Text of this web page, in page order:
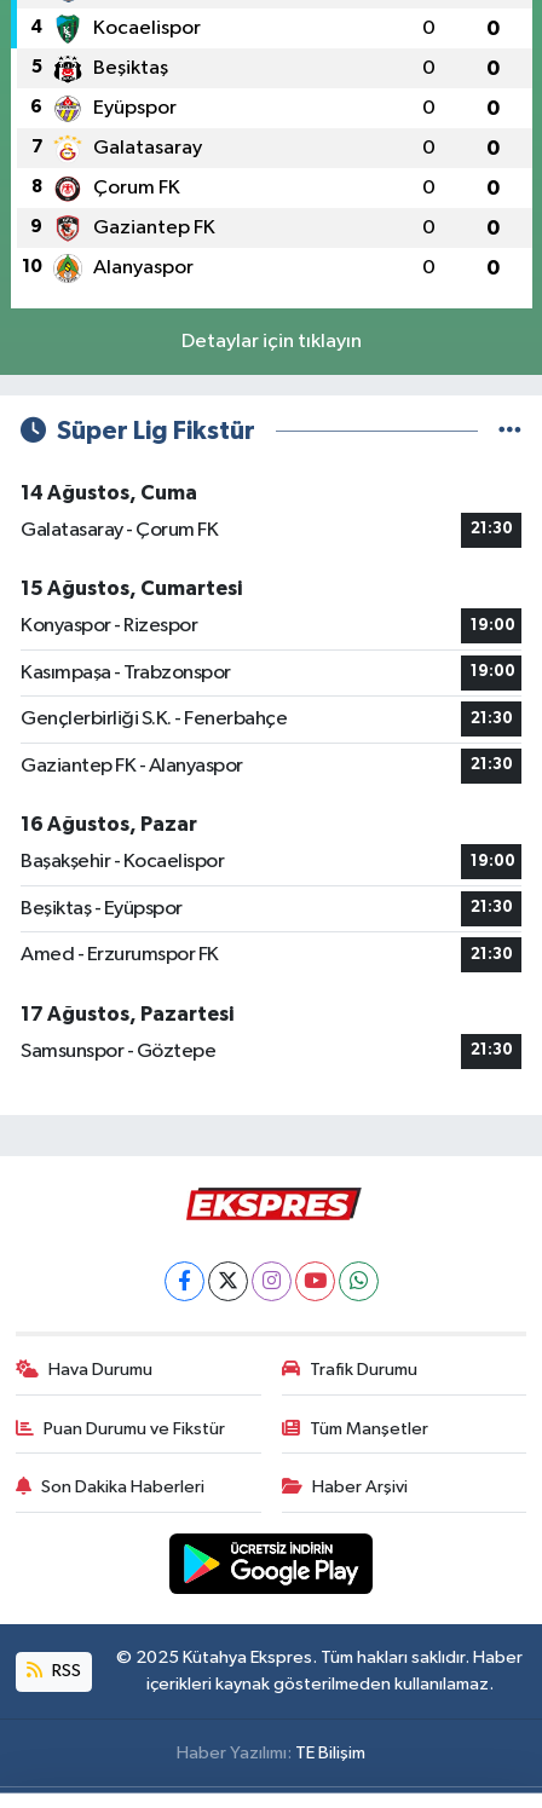
4 Kocaelispor 0 0
5 Beşiktaş 0 0
6 Eyüpspor 0 0
7 Galatasaray 0 0
8 Çorum FK 0 0
9 Gaziantep FK 0 0
10 Alanyaspor 0 0
Detaylar için tıklayın
Süper Lig Fikstür
14 Ağustos, Cuma
Galatasaray - Çorum FK
21:30
15 Ağustos, Cumartesi
Konyaspor - Rizespor
19:00
Kasımpaşa - Trabzonspor 19:00
Gençlerbirliği S.K. - Fenerbahçe 21:30
Gaziantep FK - Alanyaspor 21:30
16 Ağustos, Pazar
Başakşehir - Kocaelispor
19:00
Beşiktaş - Eyüpspor 21:30
Amed - Erzurumspor FK 21:30
17 Ağustos, Pazartesi
Samsunspor - Göztepe
21:30
Hava Durumu Trafik Durumu
Puan Durumu ve Fikstür Tüm Manşetler
Son Dakika Haberleri Haber Arşivi
RSS
© 2025 Kütahya Ekspres. Tüm hakları saklıdır. Haber
içerikleri kaynak gösterilmeden kullanılamaz.
Haber Yazılımı: TE Bilişim